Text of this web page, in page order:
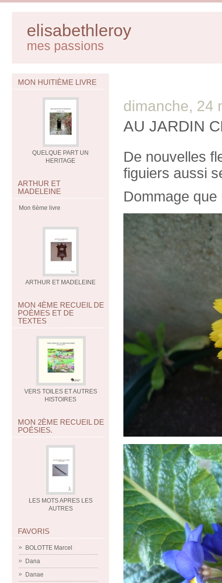
elisabethleroy
mes passions
MON HUITIÈME LIVRE
QUELQUE PART UN
HERITAGE
ARTHUR ET
MADELEINE
Mon 6ème livre
ARTHUR ET MADELEINE
MON 4ÈME RECUEIL DE
POÈMES ET DE
TEXTES
VERS TOILES ET AUTRES
HISTOIRES
MON 2ÈME RECUEIL DE
POÉSIES.
LES MOTS APRES LES
AUTRES
FAVORIS
BOLOTTE Marcel
Dana
Danae
dimanche, 24
AU JARDIN
De nouvelles
figuiers aussi
Dommage